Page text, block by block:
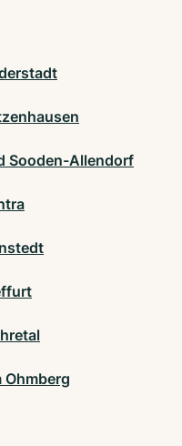
Sooden-Allendorf
Ohmberg